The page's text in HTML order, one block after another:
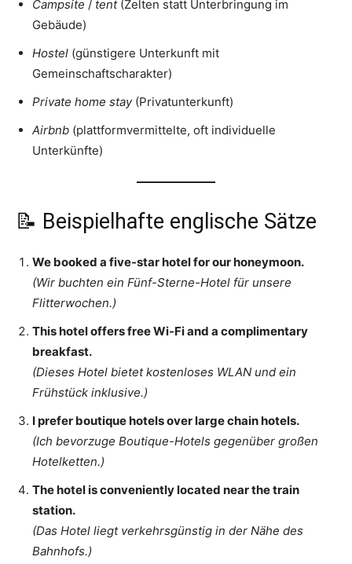
Campsite / tent(Zelten statt Unterbringung im
Gebäude)
Hostel (günstigere Unterkunft mit
Gemeinschaftscharakter)
Private home stay(Privatunterkunft)
Airbnb (plattformvermittelte, oft individuelle
Unterkünfte)
📝 Beispielhafte englische Sätze
We booked a five-star hotel for our honeymoon.
(Wir buchten ein Fünf-Sterne-Hotel für unsere
Flitterwochen.)
This hotel offers free Wi-Fi and a complimentary
breakfast.
(Dieses Hotel bietet kostenloses WLAN und ein
Frühstück inklusive.)
I prefer boutique hotels over large chain hotels.
(Ich bevorzuge Boutique-Hotels gegenüber großen
Hotelketten.)
The hotel is conveniently located near the train
station.
(Das Hotel liegt verkehrsgünstig in der Nähe des
Bahnhofs.)